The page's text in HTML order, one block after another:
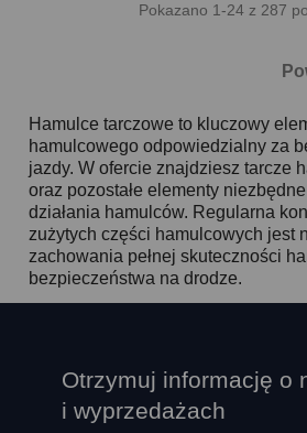
Pokazano 1-24 z 287
Hamulce tarczowe to kluczowy
hamulcowego odpowiedzialny za
jazdy. W ofercie znajdziesz tarcze
oraz pozostałe elementy
działania hamulców. Regularna
zużytych części hamulcowych jest
zachowania pełnej skuteczności
bezpieczeństwa na drodze.
Otrzymuj informację o
i wyprzedażach